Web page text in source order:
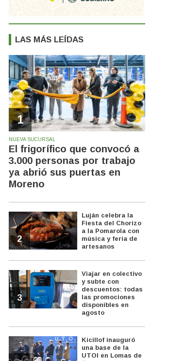
LAS MÁS LEÍDAS
1
NUEVA SUCURSAL
El frigorífico que convocó a
3.000 personas por trabajo
ya abrió sus puertas en
Moreno
2
Luján celebra la
Fiesta del Chorizo
a la Pomarola con
música y feria de
artesanos
3
Viajar en colectivo
y subte con
descuentos: todas
las promociones
disponibles en
agosto
Kicillof inauguró
una base de la
UTOI en Lomas de